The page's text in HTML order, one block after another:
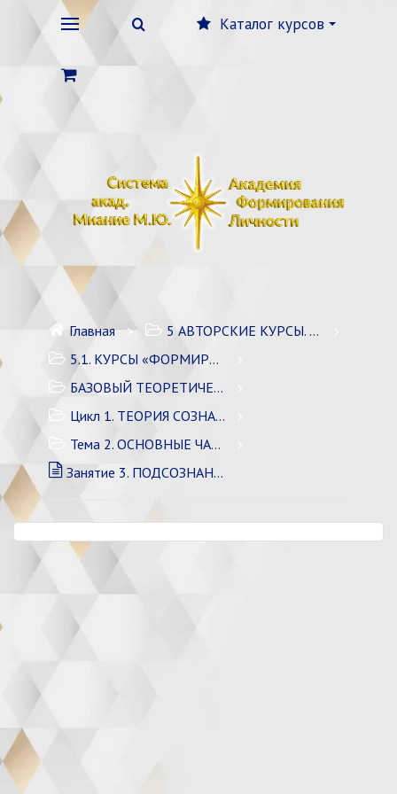
Каталог курсов
Главная
5 АВТОРСКИЕ КУРСЫ. ЛИЧНОСТНЫЙ РОСТ
5.1. КУРСЫ «ФОРМИРОВАНИЕ ЛИЧНОСТИ» / 7 курсов
БАЗОВЫЙ ТЕОРЕТИЧЕСКИЙ КУРС
Цикл 1. ТЕОРИЯ СОЗНАНИЯ
Тема 2. ОСНОВНЫЕ ЧАСТИ СОЗНАНИЯ
Занятие 3. ПОДСОЗНАНИЕ